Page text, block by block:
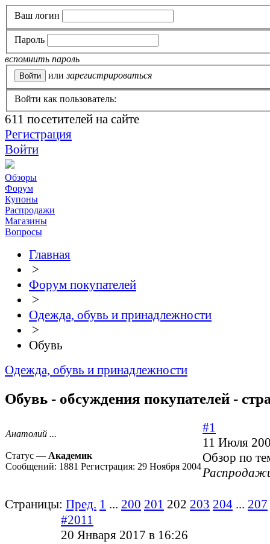
Ваш логин
Пароль
вспомнить пароль
или зарегистрироваться
Войти как пользователь:
611 посетителей на сайте
Регистрация
Войти
Обзоры
Форум
Купоны
Распродажи
Магазины
Вопросы
Главная
>
Форум покупателей
>
Одежда, обувь и принадлежности
>
Обувь
Одежда, обувь и принадлежности
Обувь - обсуждения покупателей -
Анатолий ...
Статус — Академик
Сообщений: 1881 Регистрация: 29 Ноября 2004
#1
11 Июля
Обзор по
Страницы: Пред. 1 ... 200 201 202 203 204 ... 207
#2011
20 Января 2017 в 16:26